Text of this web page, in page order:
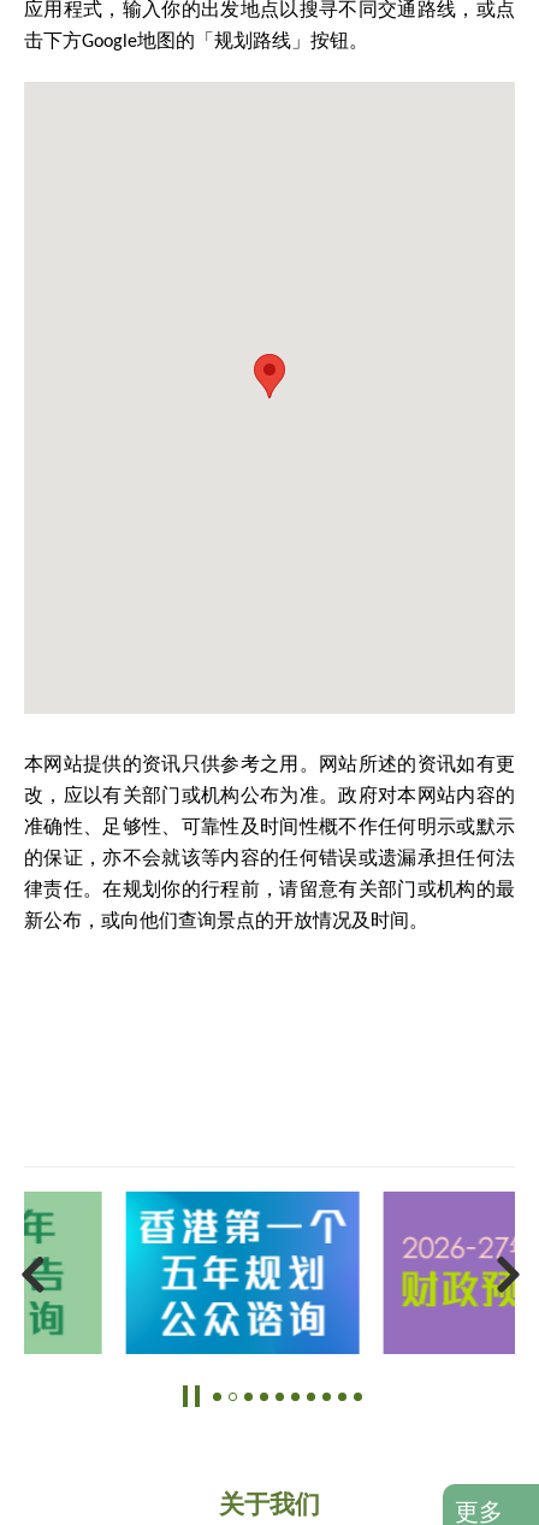
应用程式，输入你的出发地点以搜寻不同交通路线，或点
击下方Google地图的「规划路线」按钮。
本网站提供的资讯只供参考之用。网站所述的资讯如有更
改，应以有关部门或机构公布为准。政府对本网站内容的
准确性、足够性、可靠性及时间性概不作任何明示或默示
的保证，亦不会就该等内容的任何错误或遗漏承担任何法
律责任。在规划你的行程前，请留意有关部门或机构的最
新公布，或向他们查询景点的开放情况及时间。
关于我们 更多